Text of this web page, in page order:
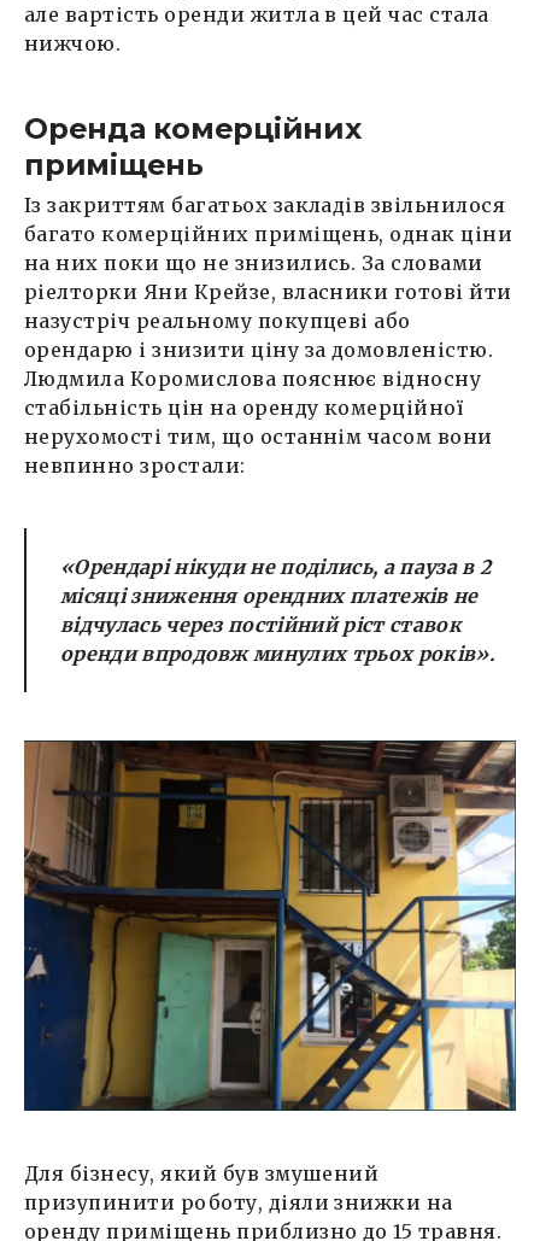
але вартість оренди житла в цей час стала
нижчою.
Оренда комерційних
приміщень
Із закриттям багатьох закладів звільнилося
багато комерційних приміщень, однак ціни
на них поки що не знизились. За словами
ріелторки Яни Крейзе, власники готові йти
назустріч реальному покупцеві або
орендарю і знизити ціну за домовленістю.
Людмила Коромислова пояснює відносну
стабільність цін на оренду комерційної
нерухомості тим, що останнім часом вони
невпинно зростали:
«Орендарі нікуди не поділись, а пауза в 2
місяці зниження орендних платежів не
відчулась через постійний ріст ставок
оренди впродовж минулих трьох років».
Для бізнесу, який був змушений
призупинити роботу, діяли знижки на
оренду приміщень приблизно до 15 травня.